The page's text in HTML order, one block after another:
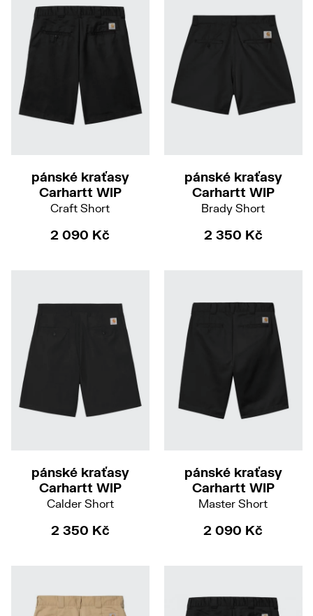
pánské kraťasy
Carhartt WIP
Craft Short
2 090 Kč
pánské kraťasy
Carhartt WIP
Brady Short
2 350 Kč
pánské kraťasy
Carhartt WIP
Calder Short
2 350 Kč
pánské kraťasy
Carhartt WIP
Master Short
2 090 Kč